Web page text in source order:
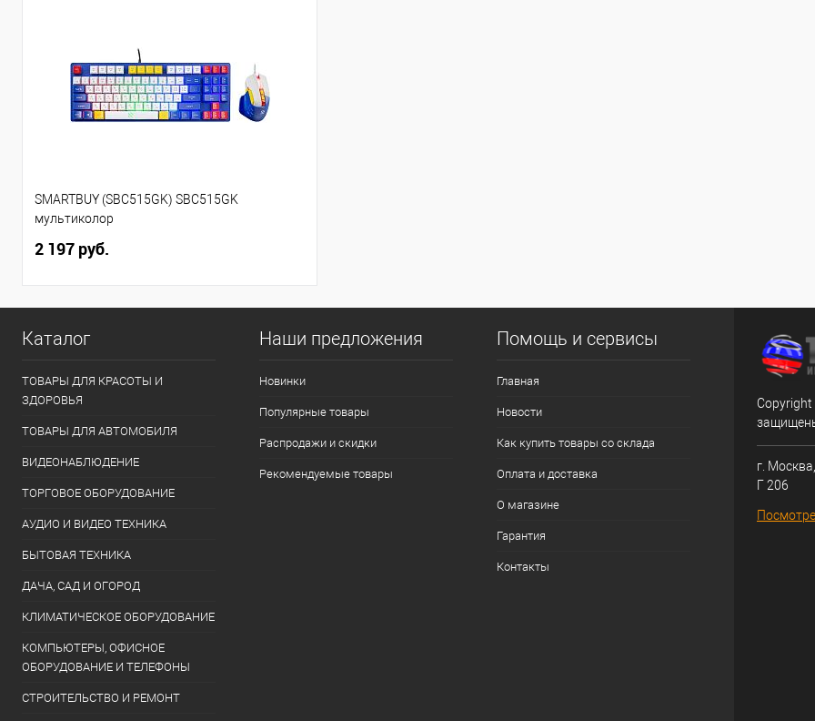
SMARTBUY (SBC515GK) SBC515GK
мультиколор
2 197 руб.
Каталог
ТОВАРЫ ДЛЯ КРАСОТЫ И
ЗДОРОВЬЯ
ТОВАРЫ ДЛЯ АВТОМОБИЛЯ
ВИДЕОНАБЛЮДЕНИЕ
ТОРГОВОЕ ОБОРУДОВАНИЕ
АУДИО И ВИДЕО ТЕХНИКА
БЫТОВАЯ ТЕХНИКА
ДАЧА, САД И ОГОРОД
КЛИМАТИЧЕСКОЕ ОБОРУДОВАНИЕ
КОМПЬЮТЕРЫ, ОФИСНОЕ
ОБОРУДОВАНИЕ И ТЕЛЕФОНЫ
СТРОИТЕЛЬСТВО И РЕМОНТ
Наши предложения
Новинки
Популярные товары
Распродажи и скидки
Рекомендуемые товары
Помощь и сервисы
Главная
Новости
Как купить товары со склада
Оплата и доставка
О магазине
Гарантия
Контакты
Copyright
г.
Г 206